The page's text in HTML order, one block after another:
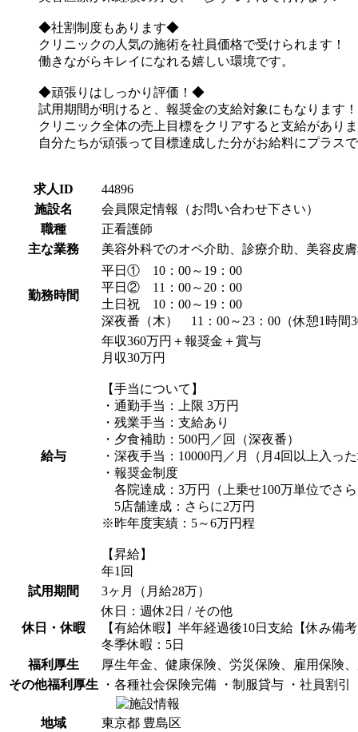
◆社割制度もあります◆
クリニックの人気の施術を社員価格で受けられます！
働きながらキレイになれる嬉しい環境です。
◆頑張りはしっかり評価！◆
試用期間が明けると、報奨金の支給対象にもなります！
クリニック全体の売上目標をクリアすると支給があり
自分たちが頑張って目標達成した分がお給料にプラス
求人ID
44896
施設名
会員限定情報（お問い合わせ下さい）
職種
正看護師
主な業務
美容外科でのオペ介助、診療介助、美容皮
勤務時間
平日① 10：00～19：00
平日② 11：00～20：00
土日祝 10：00～19：00
深夜番（木） 11：00～23：00（休憩1時間
給与
年収360万円＋報奨金＋賞与
月収30万円
【手当について】
・通勤手当：上限 3万円
・残業手当：支給あり
・夕食補助：500円／回（深夜番）
・深夜手当：10000円／月（月4回以上入っ
・報奨金制度
各院達成：3万円（上乗せ100万単位でさ
5店舗達成：さらに2万円
※昨年度実績：5～6万円程
【昇給】
年1回
試用期間
3ヶ月（月給28万）
休日・休暇
休日：週休2日 / その他
【有給休暇】半年経過後10日支給【休み備
冬季休暇：5日
福利厚生
厚生年金、健康保険、労災保険、雇用保険
その他福利厚生
・各種社会保険完備 ・制服貸与 ・社員割
地域 東京都 豊島区